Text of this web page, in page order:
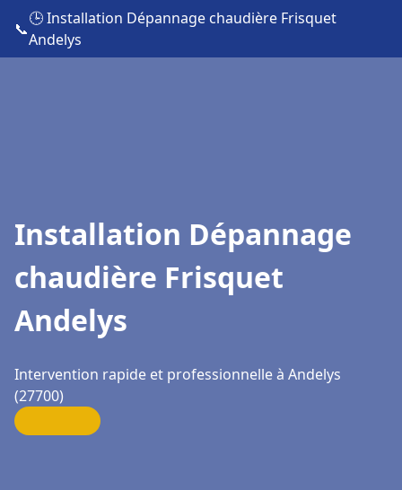
📞
🕒 Installation Dépannage chaudière Frisquet
Andelys
Installation Dépannage
chaudière Frisquet
Andelys
Intervention rapide et professionnelle à Andelys
(27700)